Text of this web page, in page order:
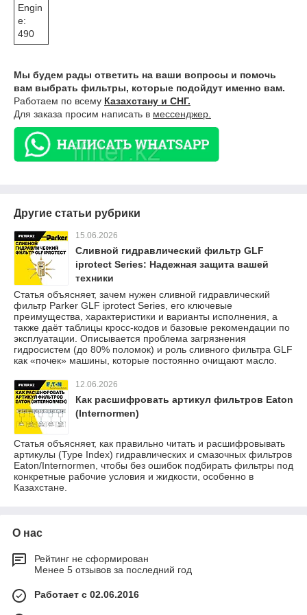
Engin
e:
490
Мы будем рады ответить на ваши вопросы и помочь
вам выбрать фильтры, которые подойдут именно вам.
Работаем по всему Казахстану и СНГ.
Для заказа просим написать в мессенджер.
Другие статьи рубрики
15.06.2026
Сливной гидравлический фильтр GLF
iprotect Series: Надежная защита вашей
техники
Статья объясняет, зачем нужен сливной гидравлический
фильтр Parker GLF iprotect Series, его ключевые
преимущества, характеристики и варианты исполнения, а
также даёт таблицы кросс-кодов и базовые рекомендации по
эксплуатации. Описывается проблема загрязнения
гидросистем (до 80% поломок) и роль сливного фильтра GLF
как «почек» машины, которые постоянно очищают масло.
12.06.2026
Как расшифровать артикул фильтров Eaton
(Internormen)
Статья объясняет, как правильно читать и расшифровывать
артикулы (Type Index) гидравлических и смазочных фильтров
Eaton/Internormen, чтобы без ошибок подбирать фильтры под
конкретные рабочие условия и жидкости, особенно в
Казахстане.
О нас
Рейтинг не сформирован
Менее 5 отзывов за последний год
Работает с 02.06.2016